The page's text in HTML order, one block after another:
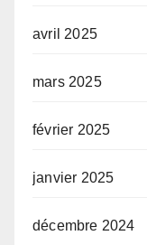
avril 2025
mars 2025
février 2025
janvier 2025
décembre 2024